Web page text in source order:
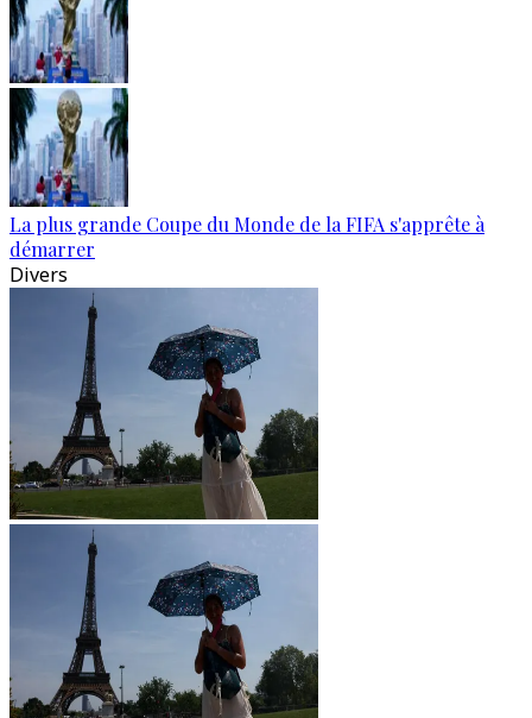
La plus grande Coupe du Monde de la FIFA s'apprête à
démarrer
Divers